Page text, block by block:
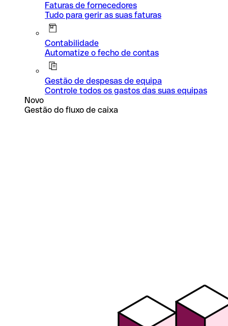
Faturas de fornecedores
Tudo para gerir as suas faturas
Contabilidade
Automatize o fecho de contas
Gestão de despesas de equipa
Controle todos os gastos das suas equipas
Novo
Gestão do fluxo de caixa